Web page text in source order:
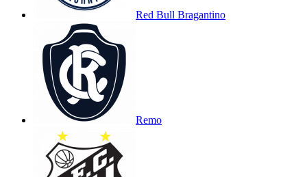
Red Bull Bragantino
Remo